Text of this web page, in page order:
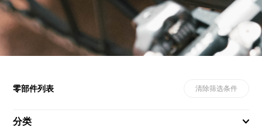
零部件列表 清除筛选条件
分类